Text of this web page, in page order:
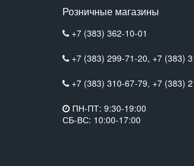
Розничные магазины
+7 (383) 362-10-01
+7 (383) 299-71-20, +7 (383)
+7 (383) 310-67-79, +7 (383)
ПН-ПТ: 9:30-19:00
СБ-ВС: 10:00-17:00